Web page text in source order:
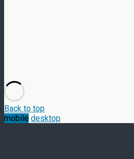
Back to top
mobile desktop